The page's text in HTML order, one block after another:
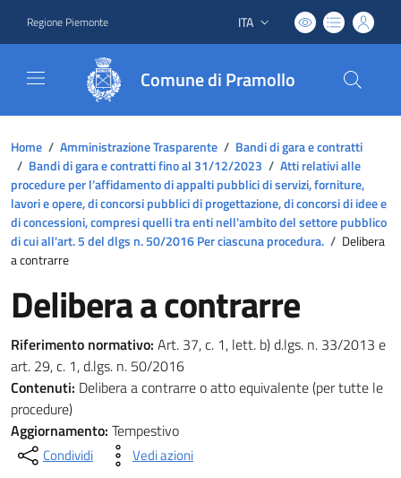
Regione Piemonte Lingua attiva:
ITA
Comune di Pramollo
Home / Amministrazione Trasparente / Bandi di gara e contratti
/ Bandi di gara e contratti fino al 31/12/2023 / Atti relativi alle
procedure per l’affidamento di appalti pubblici di servizi, forniture,
lavori e opere, di concorsi pubblici di progettazione, di concorsi di idee e
di concessioni, compresi quelli tra enti nell'ambito del settore pubblico
di cui all'art. 5 del dlgs n. 50/2016 Per ciascuna procedura. / Delibera
a contrarre
Delibera a contrarre
Riferimento normativo: Art. 37, c. 1, lett. b) d.lgs. n. 33/2013 e
art. 29, c. 1, d.lgs. n. 50/2016
Contenuti: Delibera a contrarre o atto equivalente (per tutte le
procedure)
Aggiornamento: Tempestivo
Condividi Vedi azioni